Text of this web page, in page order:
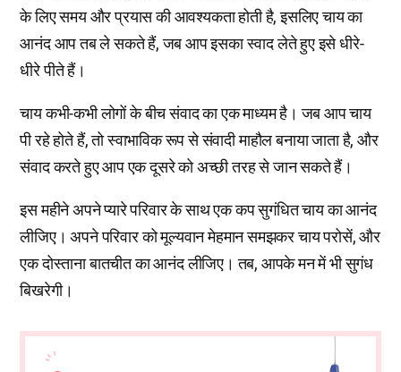
के लिए समय और प्रयास की आवश्यकता होती है, इसलिए चाय का
आनंद आप तब ले सकते हैं, जब आप इसका स्वाद लेते हुए इसे धीरे-
धीरे पीते हैं।
चाय कभी-कभी लोगों के बीच संवाद का एक माध्यम है। जब आप चाय
पी रहे होते हैं, तो स्वाभाविक रूप से संवादी माहौल बनाया जाता है, और
संवाद करते हुए आप एक दूसरे को अच्छी तरह से जान सकते हैं।
इस महीने अपने प्यारे परिवार के साथ एक कप सुगंधित चाय का आनंद
लीजिए। अपने परिवार को मूल्यवान मेहमान समझकर चाय परोसें, और
एक दोस्ताना बातचीत का आनंद लीजिए। तब, आपके मन में भी सुगंध
बिखरेगी।